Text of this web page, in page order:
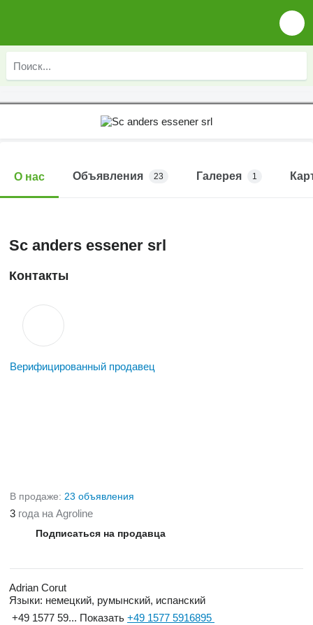
О нас Объявления 23 Галерея 1
Sc anders essener srl
Контакты
Верифицированный продавец
В продаже: 23 объявления
3 года на Agroline
Подписаться на продавца
Adrian Corut
Языки: немецкий, румынский, испанский
+49 1577 59... Показать +49 1577 5916895